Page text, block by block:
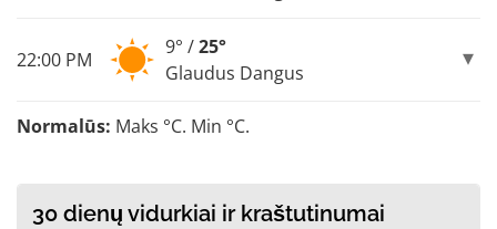
22:00 PM
9° /25°
Glaudus Dangus
Normalūs: Maks °C. Min °C.
30 dienų vidurkiai ir kraštutinumai